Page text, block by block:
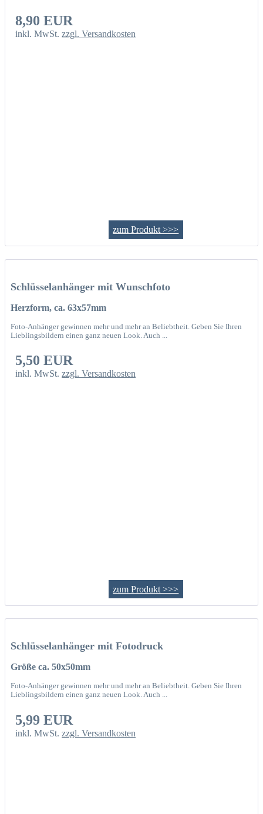
8,90 EUR
inkl. MwSt.zzgl. Versandkosten
zum Produkt >>>
Schlüsselanhänger mit Wunschfoto
Herzform, ca. 63x57mm
Foto-Anhänger gewinnen mehr und mehr an Beliebtheit. Geben Sie Ihren
Lieblingsbildern einen ganz neuen Look. Auch ...
5,50 EUR
inkl. MwSt.zzgl. Versandkosten
zum Produkt >>>
Schlüsselanhänger mit Fotodruck
Größe ca. 50x50mm
Foto-Anhänger gewinnen mehr und mehr an Beliebtheit. Geben Sie Ihren
Lieblingsbildern einen ganz neuen Look. Auch ...
5,99 EUR
inkl. MwSt.zzgl. Versandkosten